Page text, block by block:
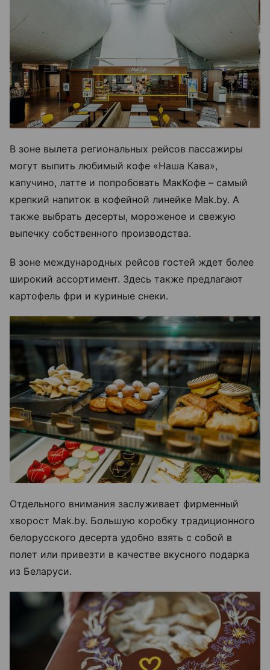
В зоне вылета региональных рейсов пассажиры
могут выпить любимый кофе «Наша Кава»,
капучино, латте и попробовать МакКофе – самый
крепкий напиток в кофейной линейке Mak.by. А
также выбрать десерты, мороженое и свежую
выпечку собственного производства.
В зоне международных рейсов гостей ждет более
широкий ассортимент. Здесь также предлагают
картофель фри и куриные снеки.
Отдельного внимания заслуживает фирменный
хворост Mak.by. Большую коробку традиционного
белорусского десерта удобно взять с собой в
полет или привезти в качестве вкусного подарка
из Беларуси.